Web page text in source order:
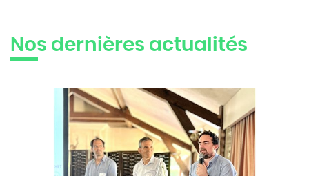
Nos dernières actualités